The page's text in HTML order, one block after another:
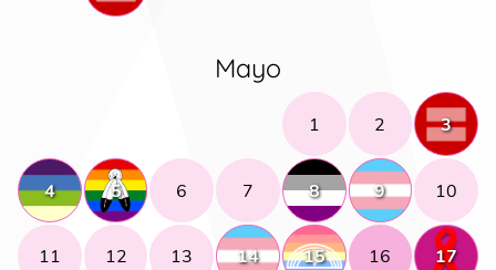
Mayo
1 2 3
4 5 6 7 8 9 10
11 12 13 14 15 16 17